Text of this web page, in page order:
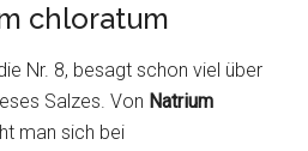
chloratum
Nr. 8, besagt schon viel über
Salzes. Von Natrium
man sich bei